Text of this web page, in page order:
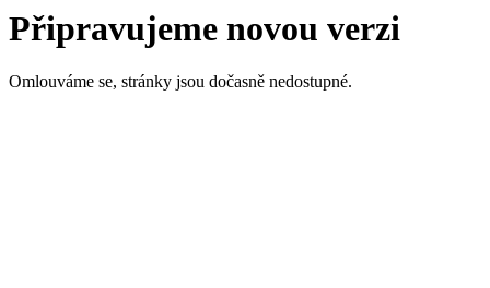
Připravujeme novou verzi
Omlouváme se, stránky jsou dočasně nedostupné.